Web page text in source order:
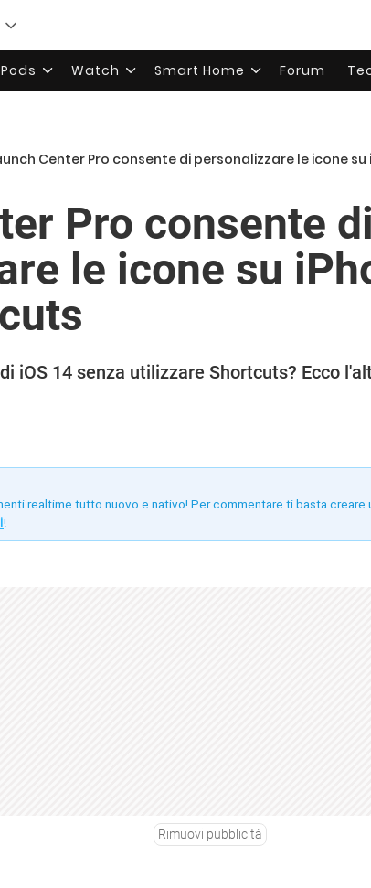
Watch Smart Home Forum
Center Pro consente di personalizzare le icone
Pro consente di
le icone su
iOS 14 senza utilizzare Shortcuts? Ecco
realtime tutto nuovo e nativo! Per commentare ti basta
!
Rimuovi pubblicità